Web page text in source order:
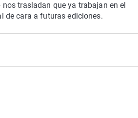
trasladan que ya trabajan en el
de cara a futuras ediciones.